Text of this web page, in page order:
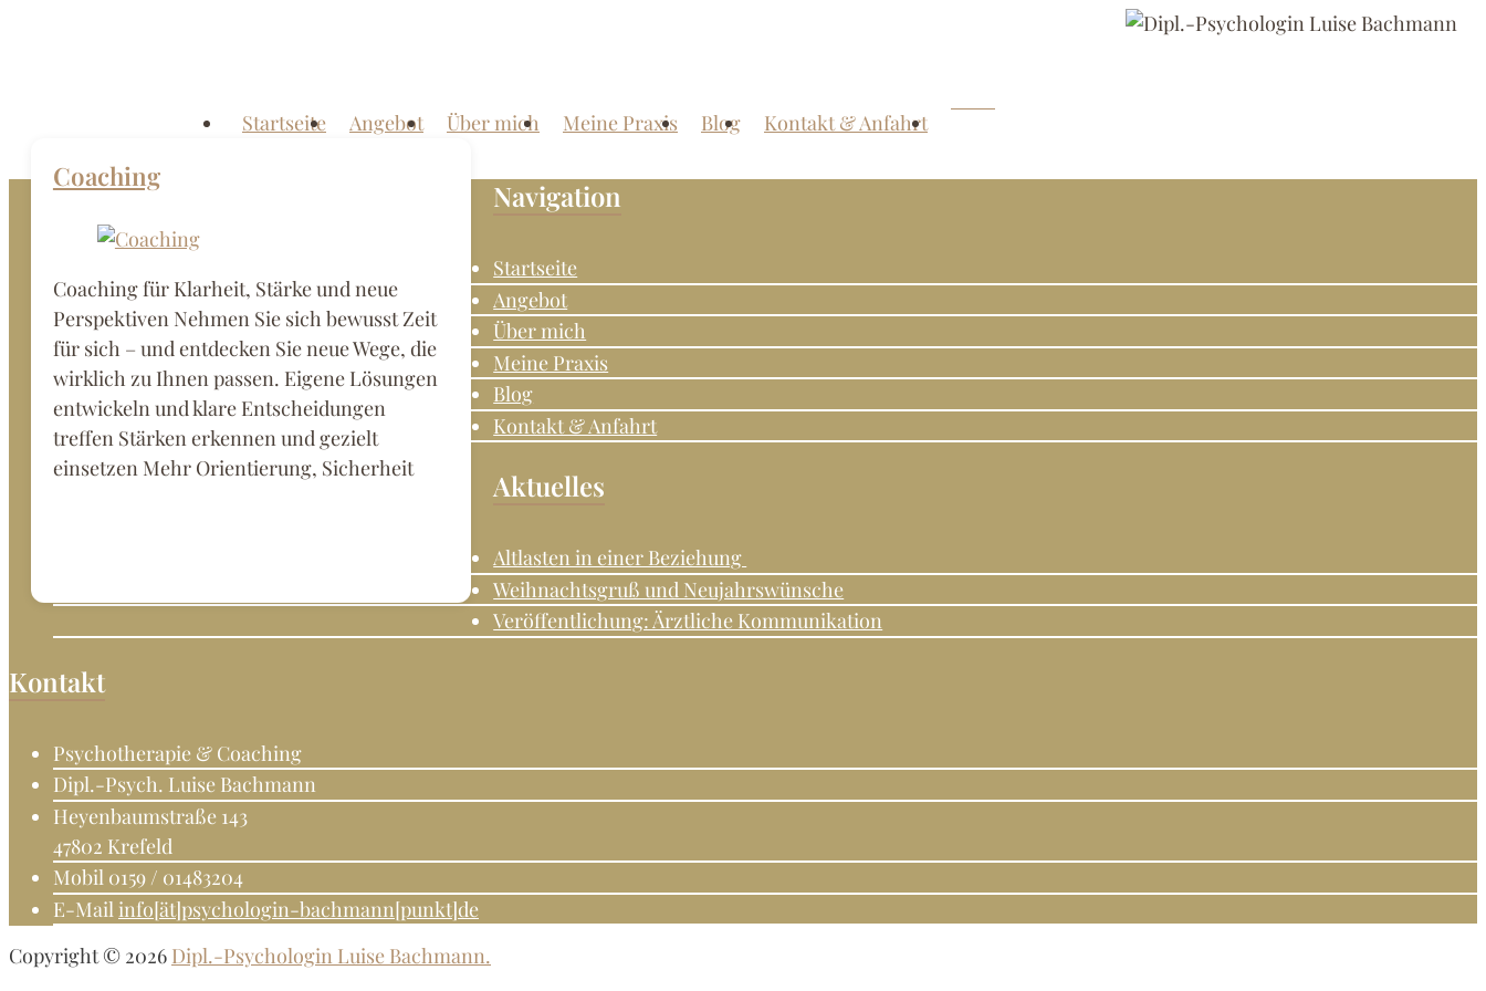
Dipl.-
Bachmann
Praxis
für
Psychotherapie
und
Coaching
im
Kamphof
Fachkunde
Verhaltenstherapie.
Menü Startseite Angebot Über mich Meine Praxis Blog Kontakt & Anfahrt
Coaching
Coaching für Klarheit, Stärke und neue
Perspektiven Nehmen Sie sich bewusst Zeit
für sich – und entdecken Sie neue Wege, die
wirklich zu Ihnen passen. Eigene Lösungen
entwickeln und klare Entscheidungen
treffen Stärken erkennen und gezielt
einsetzen Mehr Orientierung, Sicherheit
Navigation
Startseite
Angebot
Über mich
Meine Praxis
Blog
Kontakt & Anfahrt
Aktuelles
Altlasten in einer Beziehung
Weihnachtsgruß und Neujahrswünsche
Veröffentlichung: Ärztliche Kommunikation
Kontakt
Psychotherapie & Coaching
Dipl.-Psych. Luise Bachmann
Heyenbaumstraße 143
47802 Krefeld
Mobil 0159 / 01483204
E-Mail info[ät]psychologin-bachmann[punkt]de
Copyright © 2026 Dipl.-Psychologin Luise Bachmann.